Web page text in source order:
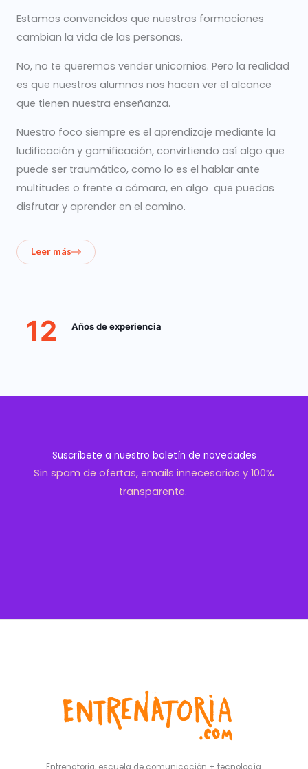
Estamos convencidos que nuestras formaciones
cambian la vida de las personas.
No, no te queremos vender unicornios. Pero la realidad
es que nuestros alumnos nos hacen ver el alcance
que tienen nuestra enseñanza.
Nuestro foco siempre es el aprendizaje mediante la
ludificación y gamificación, convirtiendo así algo que
puede ser traumático, como lo es el hablar ante
multitudes o frente a cámara, en algo que puedas
disfrutar y aprender en el camino.
Leer más
12 Años de experiencia
Suscríbete a nuestro boletín de novedades
Sin spam de ofertas, emails innecesarios y 100%
transparente.